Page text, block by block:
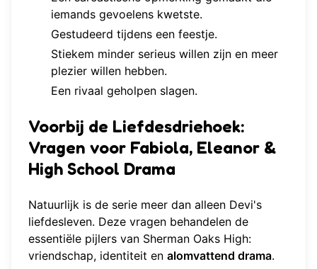
iemands gevoelens kwetste.
Gestudeerd tijdens een feestje.
Stiekem minder serieus willen zijn en meer
plezier willen hebben.
Een rivaal geholpen slagen.
Voorbij de Liefdesdriehoek:
Vragen voor Fabiola, Eleanor &
High School Drama
Natuurlijk is de serie meer dan alleen Devi's
liefdesleven. Deze vragen behandelen de
essentiële pijlers van Sherman Oaks High:
vriendschap, identiteit en alomvattend drama.